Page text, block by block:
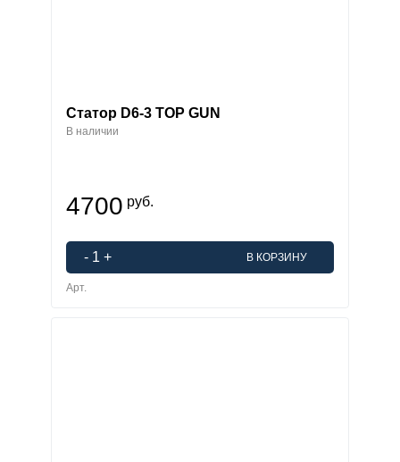
Статор D6-3 TOP GUN
В наличии
4700 руб.
- 1 + В КОРЗИНУ
Арт.